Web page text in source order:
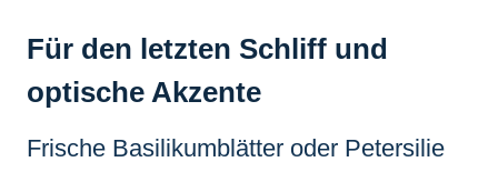
Für den letzten Schliff und
optische Akzente
Frische Basilikumblätter oder Petersilie